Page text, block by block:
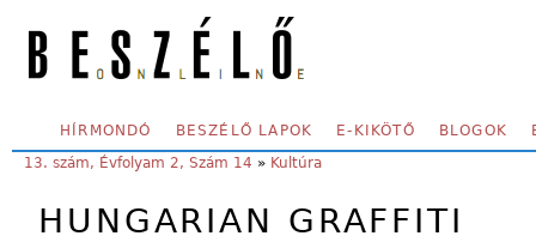
SECONDARY MENU
HÍRMONDÓ BESZÉLŐ LAPOK E-KIKÖTŐ BLOGOK
YOU ARE HERE:
13. szám, Évfolyam 2, Szám 14 » Kultúra
HUNGARIAN GRAFFITI